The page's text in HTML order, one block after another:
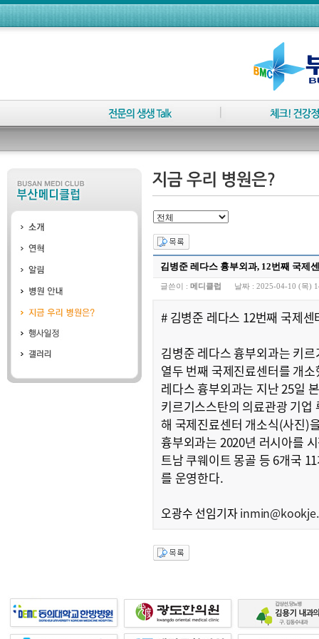
김병준 레다스 흉부외과, 12번째 국제
글쓴이 : 메디클럽 날짜 : 2025-04-10 (목)
# 김병준 레다스 12번째 국제센
김병준 레다스 흉부외과는 키
열두 번째 국제진료센터를 개
레다스 흉부외과는 지난 25일
키르기스스탄의 의료관광 기
해 국제진료센터 개소식(사진)
흉부외과는 2020년 러시아를
트남 쿠웨이트 몽골 등 6개국
를 운영한다.
오광수 선임기자